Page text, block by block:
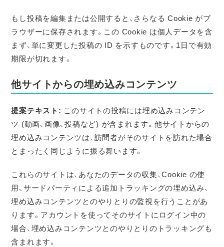
もし投稿を編集または公開すると、さらなる Cookie がブ
ラウザーに保存されます。この Cookie は個人データを含
まず、単に変更した投稿の ID を示すものです。1日で有効
期限が切れます。
他サイトからの埋め込みコンテンツ
提案テキスト: このサイトの投稿には埋め込みコンテン
ツ (動画、画像、投稿など) が含まれます。他サイトからの
埋め込みコンテンツは、訪問者がそのサイトを訪れた場合
とまったく同じように振る舞います。
これらのサイトは、あなたのデータの収集、Cookie の使
用、サードパーティによる追加トラッキングの埋め込み、
埋め込みコンテンツとのやりとりの監視を行うことがあ
ります。アカウントを使ってそのサイトにログイン中の
場合、埋め込みコンテンツとのやりとりのトラッキングも
含まれます。